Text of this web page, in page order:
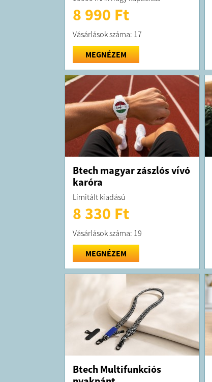
8 990 Ft
Vásárlások száma: 17
MEGNÉZEM
Btech magyar zászlós vívó
karóra
Limitált kiadású
8 330 Ft
Vásárlások száma: 19
MEGNÉZEM
Btech Multifunkciós